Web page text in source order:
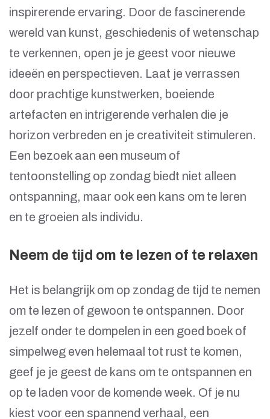
inspirerende ervaring. Door de fascinerende
wereld van kunst, geschiedenis of wetenschap
te verkennen, open je je geest voor nieuwe
ideeën en perspectieven. Laat je verrassen
door prachtige kunstwerken, boeiende
artefacten en intrigerende verhalen die je
horizon verbreden en je creativiteit stimuleren.
Een bezoek aan een museum of
tentoonstelling op zondag biedt niet alleen
ontspanning, maar ook een kans om te leren
en te groeien als individu.
Neem de tijd om te lezen of te relaxen
Het is belangrijk om op zondag de tijd te nemen
om te lezen of gewoon te ontspannen. Door
jezelf onder te dompelen in een goed boek of
simpelweg even helemaal tot rust te komen,
geef je je geest de kans om te ontspannen en
op te laden voor de komende week. Of je nu
kiest voor een spannend verhaal, een